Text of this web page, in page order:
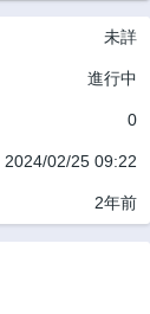
未詳
進行中
0
2024/02/25 09:22
2年前